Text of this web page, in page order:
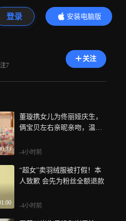
登录
安装电脑版
内容更精彩
7
关注
董璇携女儿为佟丽娅庆生，
俩宝贝左右亲昵亲吻，温馨
-4小时前
“超女”卖羽绒服被打假！本
人致歉 会先为粉丝全额退款
-4小时前